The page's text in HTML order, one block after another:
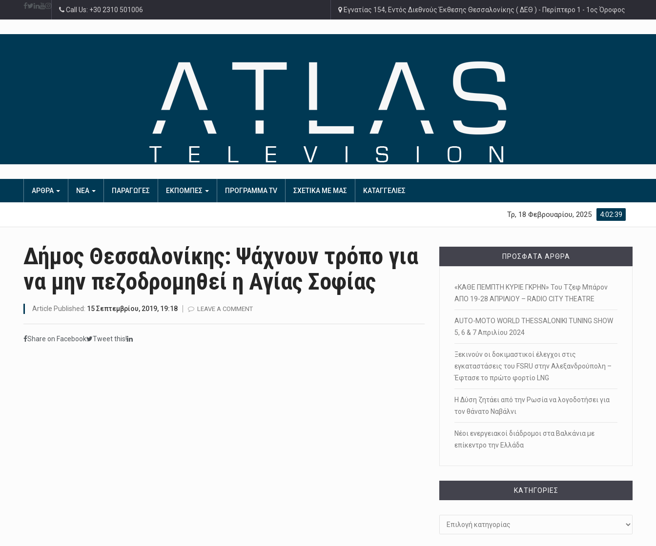
Call Us: +30 2310 501006 Εγνατίας 154, Εντός Διεθνούς Έκθεσης Θεσσαλονίκης ( ΔΕΘ ) - Περίπτερο 1 - 1ος Όροφος
ΑΡΘΡΑ ΝΕΑ ΠΑΡΑΓΩΓΕΣ ΕΚΠΟΜΠΕΣ ΠΡΟΓΡΑΜΜΑ TV ΣΧΕΤΙΚΑ ΜΕ ΜΑΣ ΚΑΤΑΓΓΕΛΙΕΣ
4:02:40
Τρ, 18 Φεβρουαρίου, 2025
Δήμος Θεσσαλονίκης: Ψάχνουν τρόπο για
να μην πεζοδρομηθεί η Αγίας Σοφίας
Article Published: 15 Σεπτεμβρίου, 2019, 19:18 LEAVE A COMMENT
Share on Facebook Tweet this!
ΠΡΌΣΦΑΤΑ ΆΡΘΡΑ
«ΚΑΘΕ ΠΕΜΠΤΗ ΚΥΡΙΕ ΓΚΡΗΝ» Του Τζεφ Μπάρον
ΑΠΟ 19-28 ΑΠΡΙΛΙΟΥ – RADIO CITY THEATRE
AUTO-MOTO WORLD THESSALONIKI TUNING SHOW
5, 6 & 7 Απριλίου 2024
Ξεκινούν οι δοκιμαστικοί έλεγχοι στις
εγκαταστάσεις του FSRU στην Αλεξανδρούπολη –
Έφτασε το πρώτο φορτίο LNG
Η Δύση ζητάει από την Ρωσία να λογοδοτήσει για
τον θάνατο Ναβάλνι
Νέοι ενεργειακοί διάδρομοι στα Βαλκάνια με
επίκεντρο την Ελλάδα
KΑΤΗΓΟΡΊΕΣ